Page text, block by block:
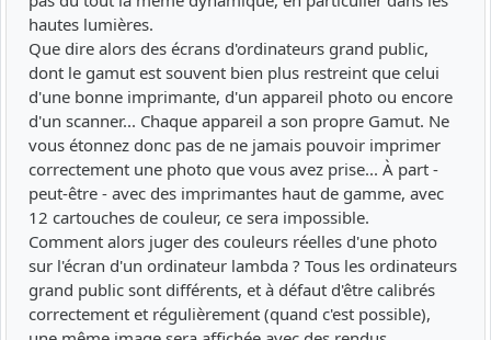
hautes lumières.
Que dire alors des écrans d'ordinateurs grand public,
dont le gamut est souvent bien plus restreint que celui
d'une bonne imprimante, d'un appareil photo ou encore
d'un scanner... Chaque appareil a son propre Gamut. Ne
vous étonnez donc pas de ne jamais pouvoir imprimer
correctement une photo que vous avez prise... À part -
peut-être - avec des imprimantes haut de gamme, avec
12 cartouches de couleur, ce sera impossible.
Comment alors juger des couleurs réelles d'une photo
sur l'écran d'un ordinateur lambda ? Tous les ordinateurs
grand public sont différents, et à défaut d'être calibrés
correctement et régulièrement (quand c'est possible),